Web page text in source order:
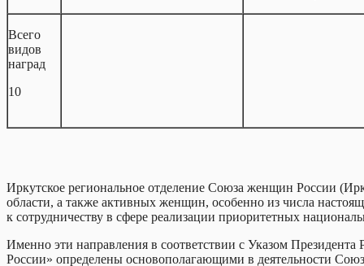
Всего
видов
наград
10
Иркутское региональное отделение Союза женщин России
области, а также активных женщин, особенно из числа
к сотрудничеству в сфере реализации приоритетных
Именно эти направления в соответствии с Указом
России» определены основополагающими в деятельности